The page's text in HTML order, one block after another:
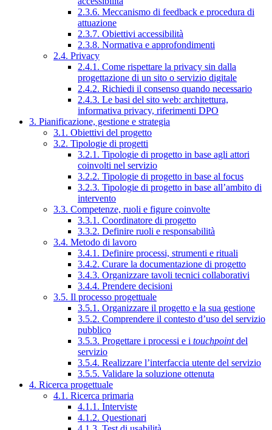
2.3.6. Meccanismo di feedback e procedura di
attuazione
2.3.7. Obiettivi accessibilità
2.3.8. Normativa e approfondimenti
2.4. Privacy
2.4.1. Come rispettare la privacy sin dalla
progettazione di un sito o servizio digitale
2.4.2. Richiedi il consenso quando necessario
2.4.3. Le basi del sito web: architettura,
informativa privacy, riferimenti DPO
3. Pianificazione, gestione e strategia
3.1. Obiettivi del progetto
3.2. Tipologie di progetti
3.2.1. Tipologie di progetto in base agli attori
coinvolti nel servizio
3.2.2. Tipologie di progetto in base al focus
3.2.3. Tipologie di progetto in base all’ambito di
intervento
3.3. Competenze, ruoli e figure coinvolte
3.3.1. Coordinatore di progetto
3.3.2. Definire ruoli e responsabilità
3.4. Metodo di lavoro
3.4.1. Definire processi, strumenti e rituali
3.4.2. Curare la documentazione di progetto
3.4.3. Organizzare tavoli tecnici collaborativi
3.4.4. Prendere decisioni
3.5. Il processo progettuale
3.5.1. Organizzare il progetto e la sua gestione
3.5.2. Comprendere il contesto d’uso del servizio
pubblico
3.5.3. Progettare i processi e i touchpointdel
servizio
3.5.4. Realizzare l’interfaccia utente del servizio
3.5.5. Validare la soluzione ottenuta
4. Ricerca progettuale
4.1. Ricerca primaria
4.1.1. Interviste
4.1.2. Questionari